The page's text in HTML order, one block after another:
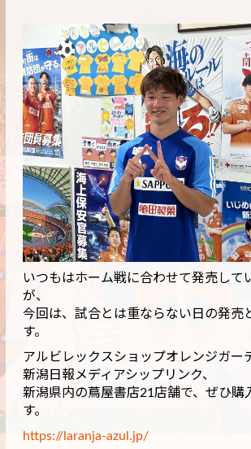
いつもはホーム戦に合わせて発売して
が、
今回は、試合とは重ならない日の発売
す。
アルビレックスショップオレンジガー
新潟日報メディアシップリンク、
新潟県内の蔦屋書店21店舗で、ぜひ購
す。
https://laranja-azul.jp/